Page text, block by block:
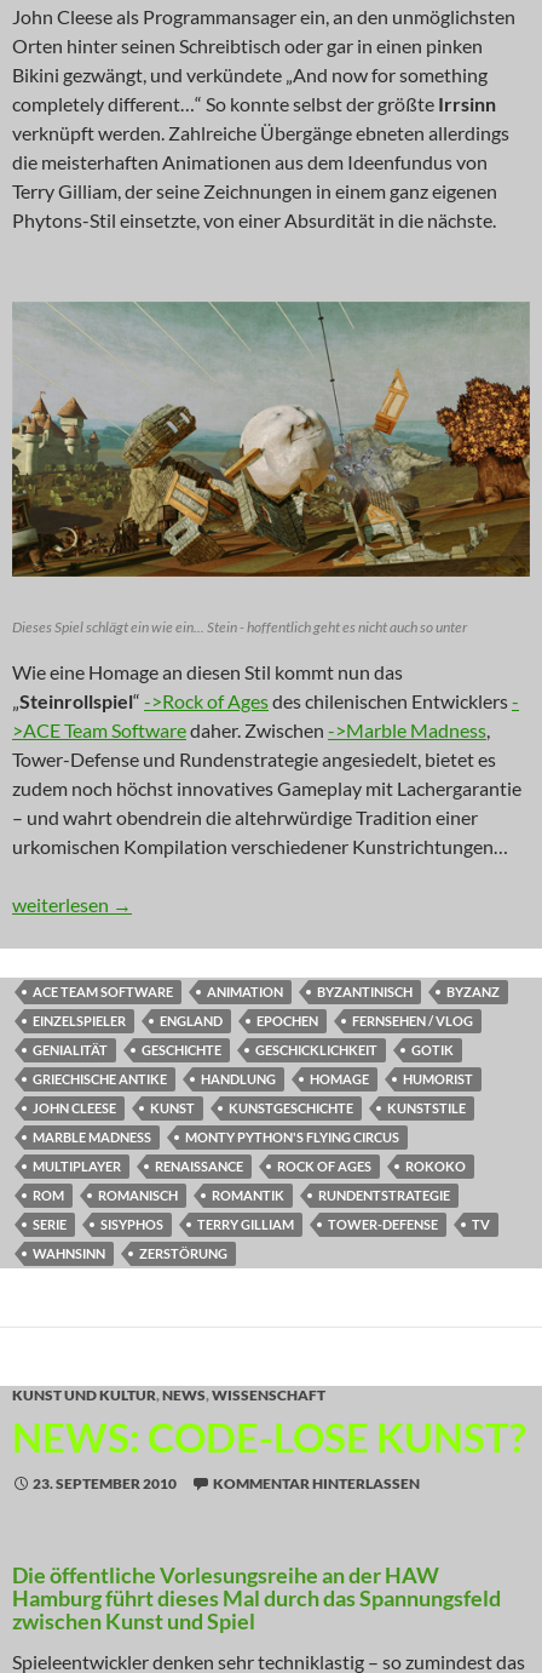
John Cleese als Programmansager ein, an den unmöglichsten
Orten hinter seinen Schreibtisch oder gar in einen pinken
Bikini gezwängt, und verkündete „And now for something
completely different…“ So konnte selbst der größte Irrsinn
verknüpft werden. Zahlreiche Übergänge ebneten allerdings
die meisterhaften Animationen aus dem Ideenfundus von
Terry Gilliam, der seine Zeichnungen in einem ganz eigenen
Phytons-Stil einsetzte, von einer Absurdität in die nächste.
Dieses Spiel schlägt ein wie ein... Stein - hoffentlich geht es nicht auch so unter
Wie eine Homage an diesen Stil kommt nun das
„Steinrollspiel“ ->Rock of Agesdes chilenischen Entwicklers-
>ACE Team Softwaredaher. Zwischen ->Marble Madness,
Tower-Defense und Rundenstrategie angesiedelt, bietet es
zudem noch höchst innovatives Gameplay mit Lachergarantie
– und wahrt obendrein die altehrwürdige Tradition einer
urkomischen Kompilation verschiedener Kunstrichtungen…
INNOVATION: „Something completely different“
weiterlesen →
ACE TEAM SOFTWARE ANIMATION BYZANTINISCH
BYZANZ
EINZELSPIELER
ENGLAND EPOCHEN
FERNSEHEN / VLOG
GENIALITÄT
GESCHICHTE GESCHICKLICHKEIT
GOTIK
GRIECHISCHE ANTIKE
HANDLUNG HOMAGE
HUMORIST
JOHN CLEESE
KUNST KUNSTGESCHICHTE
KUNSTSTILE
MARBLE MADNESS
MONTY PYTHON'S FLYING CIRCUS
MULTIPLAYER
RENAISSANCE ROCK OF AGES
ROKOKO
ROM
ROMANISCH ROMANTIK
RUNDENTSTRATEGIE
SERIE
SISYPHOS TERRY GILLIAM TOWER-DEFENSE
TV
WAHNSINN
ZERSTÖRUNG
KUNST UND KULTUR, NEWS, WISSENSCHAFT
NEWS: CODE-LOSE KUNST?
23. SEPTEMBER 2010 KOMMENTAR HINTERLASSEN
Die öffentliche Vorlesungsreihe an der HAW
Hamburg führt dieses Mal durch das Spannungsfeld
zwischen Kunst und Spiel
Spieleentwickler denken sehr techniklastig – so zumindest das